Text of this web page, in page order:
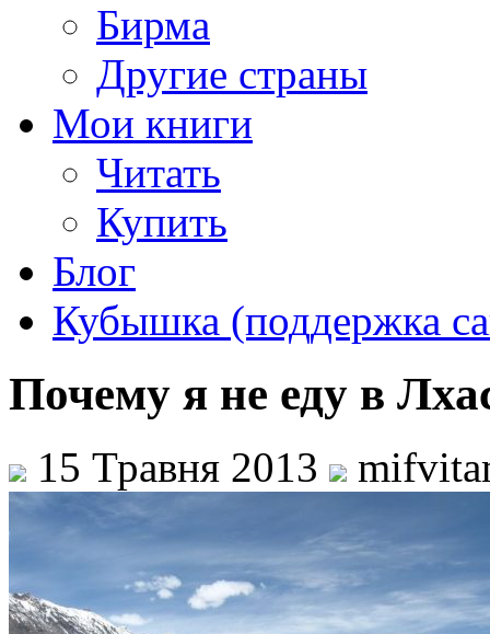
Бирма
Другие страны
Мои книги
Читать
Купить
Блог
Кубышка (поддержка
Почему я не еду в
15 Травня 2013